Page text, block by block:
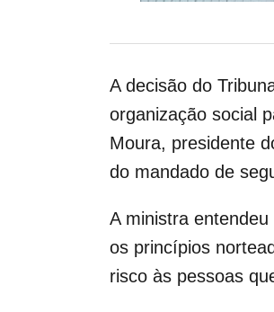
A decisão do
organização social
Moura, presidente
do mandado de
A ministra
os princípios
risco às pessoas